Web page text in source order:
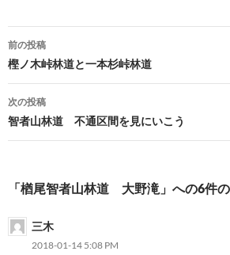
投
稿
ナ
ビ
ゲ
ー
ョ
前の投稿
樫ノ木峠林道と一本杉峠林道
次の投稿
智者山林道 不通区間を見にいこう
「楢尾智者山林道 大野滝」への6件
三木
2018-01-14 5:08 PM